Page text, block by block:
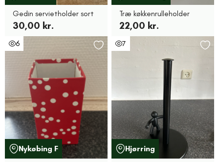
Gedin servietholder sort
30,00 kr.
Træ køkkenrulleholder
22,00 kr.
6
Nykøbing F
7
Hjørring